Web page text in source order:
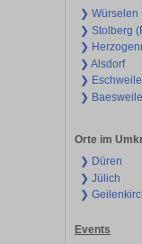
❯ Würselen
❯ Stolberg
❯
❯ Alsdorf
❯
❯
Orte im
❯ Düren
❯ Jülich
❯
Events